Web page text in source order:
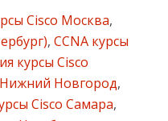
Cisco Москва,
, CCNA курсы
курсы Cisco
Нижний Новгород,
Cisco Самара,